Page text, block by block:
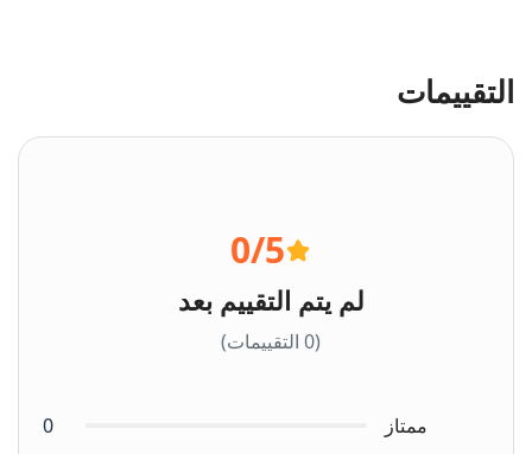
التقييمات
0/5
لم يتم التقييم بعد
(0 التقييمات)
ممتاز
0